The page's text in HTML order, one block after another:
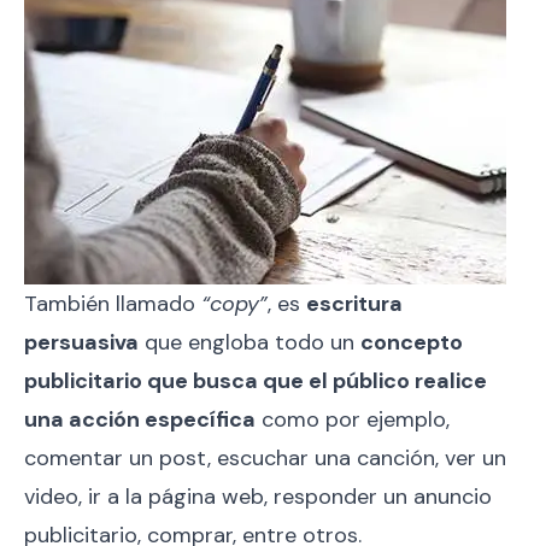
También llamado “copy”, es escritura
persuasiva que engloba todo un concepto
publicitario que busca que el público realice
una acción específica como por ejemplo,
comentar un post, escuchar una canción, ver un
video, ir a la página web, responder un anuncio
publicitario, comprar, entre otros.